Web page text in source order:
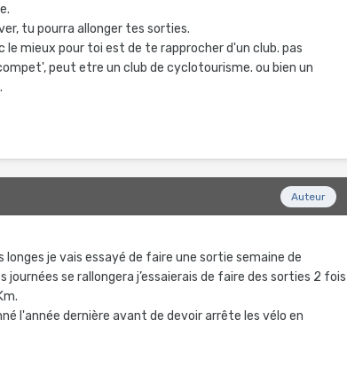
tu pourra allonger tes sorties.
le mieux pour toi est de te rapprocher d'un club. pas
peut etre un club de cyclotourisme. ou bien un
Auteur
longes je vais essayé de faire une sortie semaine de
se rallongera j’essaierais de faire des sorties 2 fois
l'année dernière avant de devoir arrête les vélo en